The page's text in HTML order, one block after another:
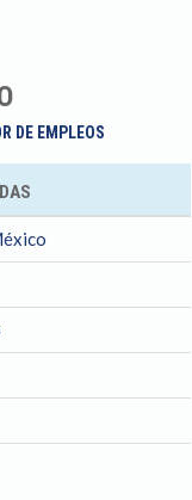
DE EMPLEOS